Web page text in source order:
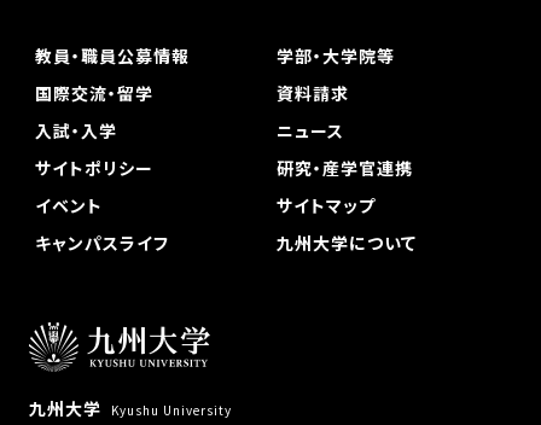
九州大学
Kyushu University
教員・職員公募情報
学部・大学院等
国際交流・留学
資料請求
入試・入学
ニュース
サイトポリシー
研究・産学官連携
イベント
サイトマップ
キャンパスライフ
九州大学について